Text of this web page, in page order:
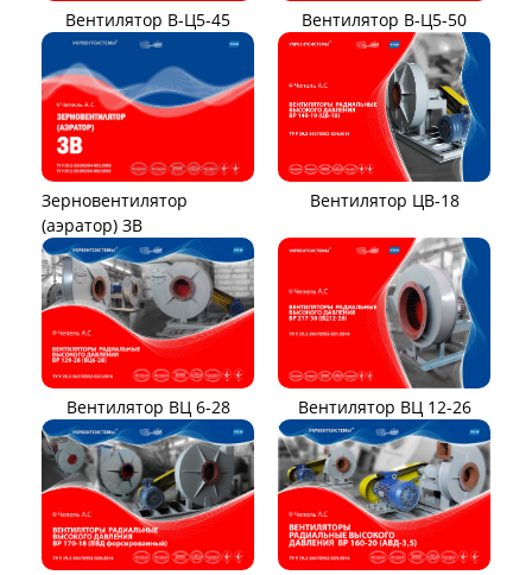
Вентилятор В-Ц5-45 Вентилятор В-Ц5-50
Зерновентилятор
(аэратор) ЗВ
Вентилятор ЦВ-18
Вентилятор ВЦ 6-28 Вентилятор ВЦ 12-26